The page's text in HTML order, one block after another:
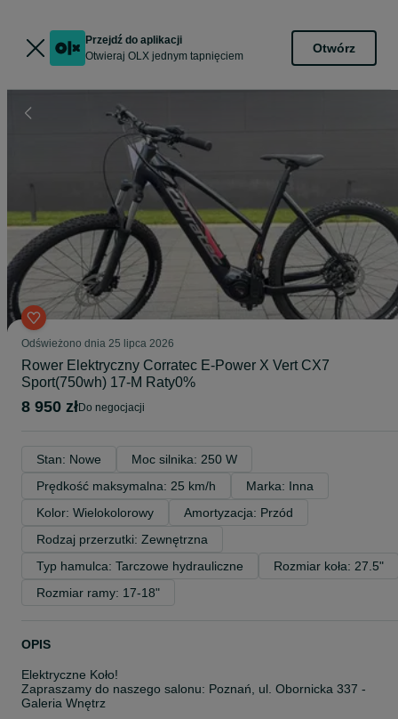
Przejdź do aplikacji
Otwieraj OLX jednym tapnięciem
Otwórz
Odświeżono dnia 25 lipca 2026
Rower Elektryczny Corratec E-Power X Vert CX7
Sport(750wh) 17-M Raty0%
8 950 zł do negocjacji
Stan: Nowe
Moc silnika: 250 W
Prędkość maksymalna: 25 km/h
Marka: Inna
Kolor: Wielokolorowy
Amortyzacja: Przód
Rodzaj przerzutki: Zewnętrzna
Typ hamulca: Tarczowe hydrauliczne
Rozmiar koła: 27.5"
Rozmiar ramy: 17-18"
OPIS
Elektryczne Koło!
Zapraszamy do naszego salonu: Poznań, ul. Obornicka 337 -
Galeria Wnętrz